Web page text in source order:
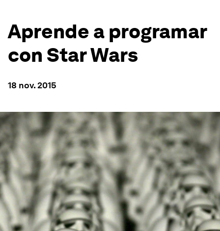
Aprende a programar
con Star Wars
18 nov. 2015